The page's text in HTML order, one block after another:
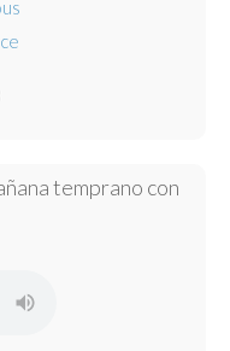
temprano con